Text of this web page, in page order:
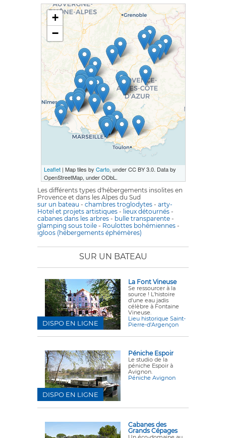
+
−
Leaflet| Map tiles by Carto, under CC BY 3.0. Data by
OpenStreetMap, under ODbL.
Les différents types d'hébergements insolites en
Provence et dans les Alpes du Sud
sur un bateau - chambres troglodytes - arty-
Hotel et projets artistiques - lieux détournés -
cabanes dans les arbres - bulle transparente -
glamping sous toile - Roulottes bohémiennes -
igloos (hébergements éphémères)
SUR UN BATEAU
La Font Vineuse
Se ressourcer à la
source ! L'histoire
d'une eau jadis
célèbre à Fontaine
Vineuse.
Lieu historique Saint-
Pierre-d'Argençon
DISPO EN LIGNE
Péniche Espoir
Le studio de la
péniche Espoir à
Avignon.
Péniche Avignon
DISPO EN LIGNE
Cabanes des
Grands Cépages